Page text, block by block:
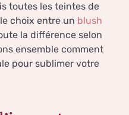
toutes les teintes de
choix entre un blush
la différence selon
ensemble comment
pour sublimer votre